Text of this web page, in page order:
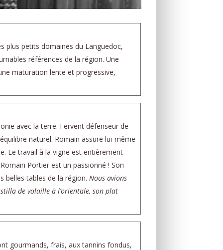
plus petits domaines du Languedoc,
références de la région. Une
maturation lente et progressive,
avec la terre. Fervent défenseur de
naturel. Romain assure lui-même
Le travail à la vigne est entièrement
Portier est un passionné ! Son
belles tables de la région.Nous avions
de volaille à l’orientale, son plat
gourmands, frais, aux tannins fondus,